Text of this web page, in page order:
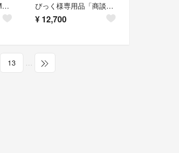
【新品・送料無料】Motorola moto g PRO 4GB/128GB びっく様専用品「商談中」
¥ 12,700
13 …